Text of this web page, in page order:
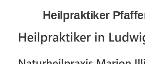
Heilpraktiker